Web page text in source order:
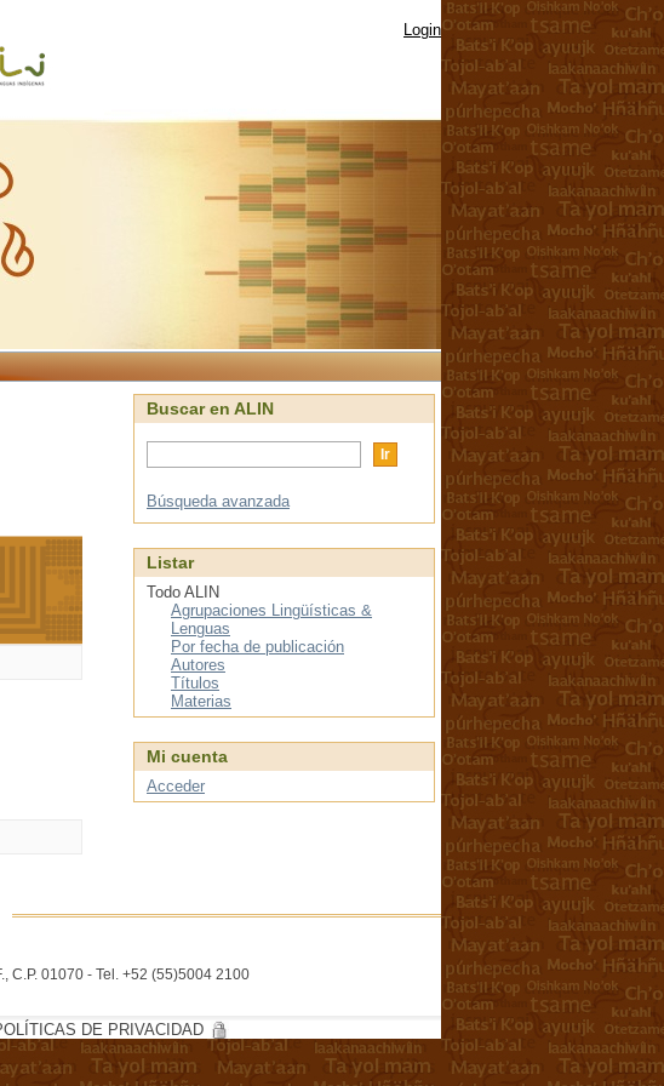
Login
Buscar en ALIN
Búsqueda avanzada
Listar
Todo ALIN
Agrupaciones Lingüísticas &
Lenguas
Por fecha de publicación
Autores
Títulos
Materias
Mi cuenta
Acceder
C.P. 01070 - Tel. +52 (55)5004 2100
DE PRIVACIDAD